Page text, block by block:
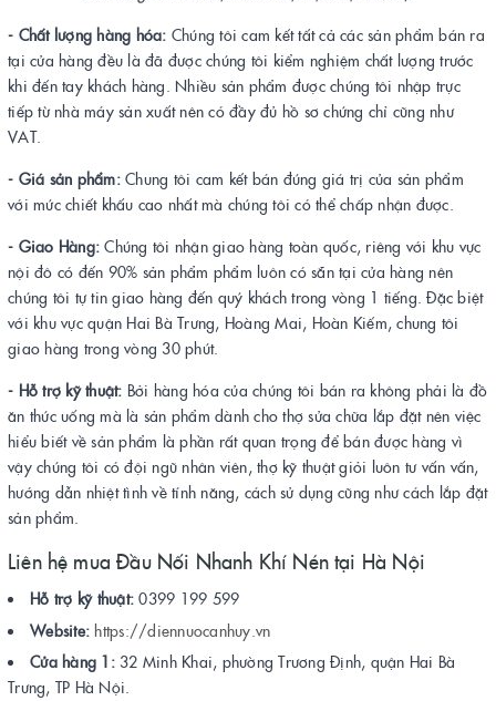
- Chất lượng hàng hóa: Chúng tôi cam kết tất cả các sản phẩm bán ra
tại cửa hàng đều là đã được chúng tôi kiểm nghiệm chất lượng trước
khi đến tay khách hàng. Nhiều sản phẩm được chúng tôi nhập trực
tiếp từ nhà máy sản xuất nên có đầy đủ hồ sơ chứng chỉ cũng như
VAT.
- Giá sản phẩm:Chung tôi cam kết bán đúng giá trị của sản phẩm
với mức chiết khấu cao nhất mà chúng tôi có thể chấp nhận được.
- Giao Hàng: Chúng tôi nhận giao hàng toàn quốc, riêng với khu vực
nội đô có đến 90% sản phẩm phẩm luôn có sẵn tại cửa hàng nên
chúng tôi tự tin giao hàng đến quý khách trong vòng 1 tiếng. Đặc biệt
với khu vực quận Hai Bà Trưng, Hoàng Mai, Hoàn Kiếm, chung tôi
giao hàng trong vòng 30 phút.
- Hỗ trợ kỹ thuật: Bởi hàng hóa của chúng tôi bán ra không phải là đồ
ăn thức uống mà là sản phẩm dành cho thợ sửa chữa lắp đặt nên việc
hiểu biết về sản phẩm là phần rất quan trọng để bán được hàng vì
vậy chúng tôi có đội ngũ nhân viên, thợ kỹ thuật giỏi luôn tư vấn vấn,
hướng dẫn nhiệt tình về tính năng, cách sử dụng cũng như cách lắp đặt
sản phẩm.
Liên hệ mua Đầu Nối Nhanh Khí Nén tại Hà Nội
Hỗ trợ kỹ thuật: 0399 199 599
Website: https://diennuocanhuy.vn
Cửa hàng 1: 32 Minh Khai, phường Trương Định, quận Hai Bà
Trưng, TP Hà Nội.